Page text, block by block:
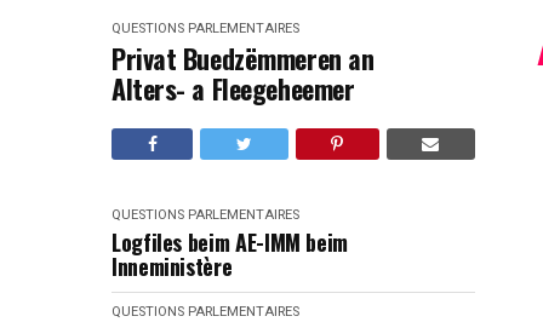
QUESTIONS PARLEMENTAIRES
Privat Buedzëmmeren an
Alters- a Fleegeheemer
QUESTIONS PARLEMENTAIRES
Logfiles beim AE-IMM beim
Inneministère
QUESTIONS PARLEMENTAIRES